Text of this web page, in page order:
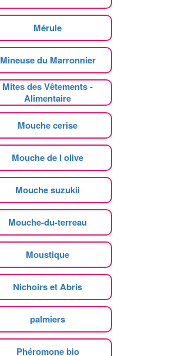
Mérule
Mineuse du Marronnier
Mites des Vêtements -
Alimentaire
Mouche cerise
Mouche de l olive
Mouche suzukii
Mouche-du-terreau
Moustique
Nichoirs et Abris
palmiers
Phéromone bio